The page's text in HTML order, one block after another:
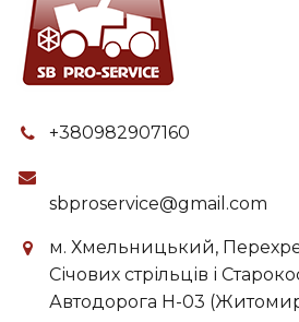
+380982907160
sbproservice@gmail.com
м. Хмельницький,
Січових стрільців і
Автодорога H-03